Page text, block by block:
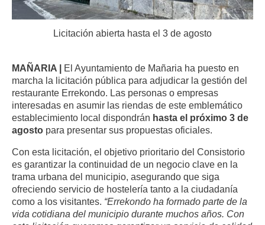
Licitación abierta hasta el 3 de agosto
MAÑARIA | El Ayuntamiento de Mañaria ha puesto en
marcha la licitación pública para adjudicar la gestión del
restaurante Errekondo. Las personas o empresas
interesadas en asumir las riendas de este emblemático
establecimiento local dispondrán hasta el próximo 3 de
agosto para presentar sus propuestas oficiales.
Con esta licitación, el objetivo prioritario del Consistorio
es garantizar la continuidad de un negocio clave en la
trama urbana del municipio, asegurando que siga
ofreciendo servicio de hostelería tanto a la ciudadanía
como a los visitantes. “Errekondo ha formado parte de la
vida cotidiana del municipio durante muchos años. Con